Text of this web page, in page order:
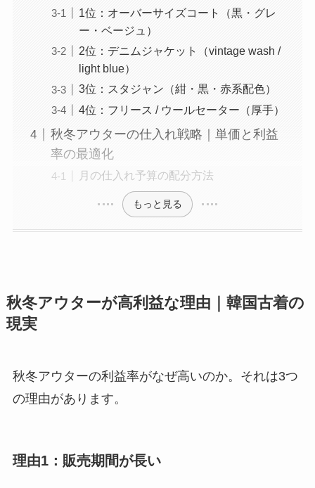
1位：オーバーサイズコート（黒・グレ
ー・ベージュ）
2位：デニムジャケット（vintage wash /
light blue）
3位：スタジャン（紺・黒・赤系配色）
4位：フリース / ウールセーター（厚手）
秋冬アウターの仕入れ戦略｜単価と利益
率の最適化
月の仕入れ予算の配分方法
もっと見る
秋冬アウターが高利益な理由｜韓国古着の
現実
秋冬アウターの利益率がなぜ高いのか。それは3つ
の理由があります。
理由1：販売期間が長い